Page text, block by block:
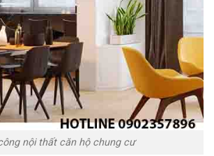
nội thất căn hộ chung cư